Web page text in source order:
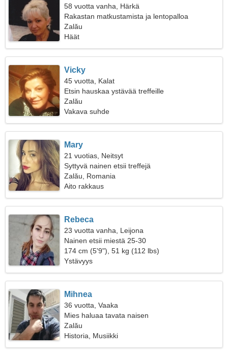
58 vuotta vanha, Härkä
Rakastan matkustamista ja lentopalloa
Zalău
Häät
Vicky
45 vuotta, Kalat
Etsin hauskaa ystävää treffeille
Zalău
Vakava suhde
Mary
21 vuotias, Neitsyt
Syttyvä nainen etsii treffejä
Zalău, Romania
Aito rakkaus
Rebeca
23 vuotta vanha, Leijona
Nainen etsii miestä 25-30
174 cm (5'9"), 51 kg (112 lbs)
Ystävyys
Mihnea
36 vuotta, Vaaka
Mies haluaa tavata naisen
Zalău
Historia, Musiikki